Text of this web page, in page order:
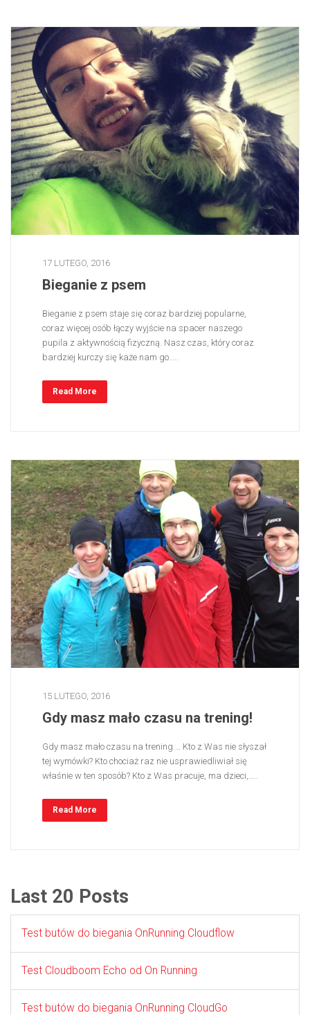
17 LUTEGO, 2016
Bieganie z psem
Bieganie z psem staje się coraz bardziej popularne,
coraz więcej osób łączy wyjście na spacer naszego
pupila z aktywnością fizyczną. Nasz czas, który coraz
bardziej kurczy się każe nam go…..
Read More
15 LUTEGO, 2016
Gdy masz mało czasu na trening!
Gdy masz mało czasu na trening … Kto z Was nie słyszał
tej wymówki? Kto chociaż raz nie usprawiedliwiał się
właśnie w ten sposób? Kto z Was pracuje, ma dzieci,…..
Read More
Last 20 Posts
Test butów do biegania OnRunning Cloudflow
Test Cloudboom Echo od On Running
Test butów do biegania OnRunning CloudGo